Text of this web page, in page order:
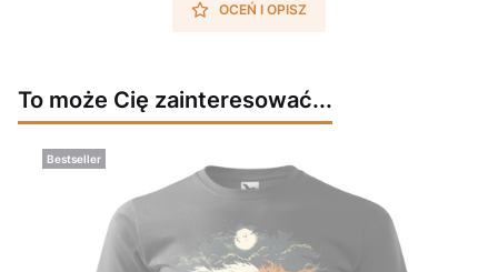
OCEŃ I OPISZ
To może Cię zainteresować...
Bestseller